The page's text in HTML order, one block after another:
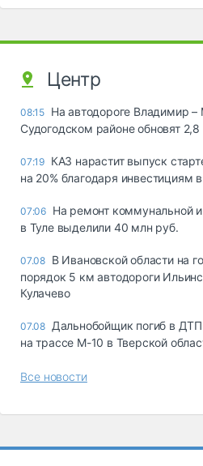
Центр
08:15 На автодороге Владимир
Судогодском районе обновят 2,8
07:19 КАЗ нарастит выпуск
на 20% благодаря инвестициям
07:06 На ремонт коммунальной
в Туле выделили 40 млн руб.
07.08 В Ивановской области на
порядок 5 км автодороги
Кулачево
07.08 Дальнобойщик погиб в
на трассе М-10 в Тверской
Все новости